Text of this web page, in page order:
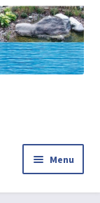
to
to
Menu